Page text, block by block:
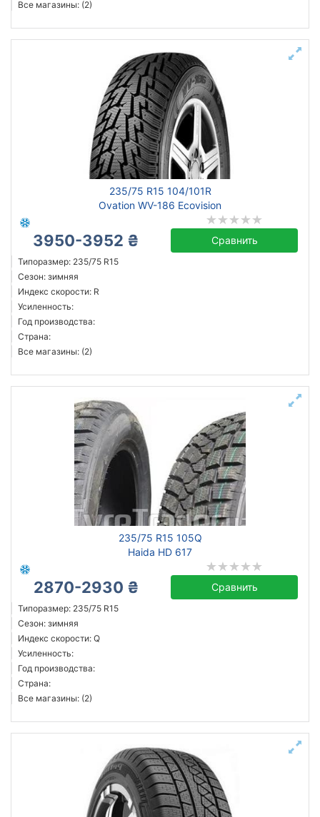
Все магазины: (2)
235/75 R15 104/101R
Ovation WV-186 Ecovision
3950-3952 ₴ Сравнить
Типоразмер: 235/75 R15
Сезон: зимняя
Индекс скорости: R
Усиленность:
Год производства:
Страна:
Все магазины: (2)
235/75 R15 105Q
Haida HD 617
2870-2930 ₴ Сравнить
Типоразмер: 235/75 R15
Сезон: зимняя
Индекс скорости: Q
Усиленность:
Год производства:
Страна:
Все магазины: (2)